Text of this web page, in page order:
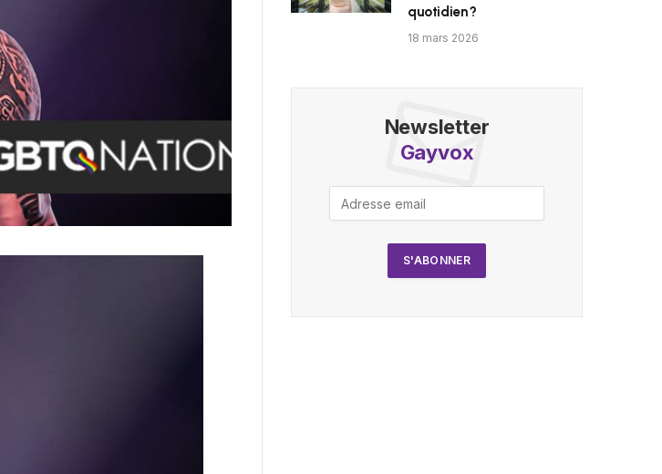
quotidien ?
18 mars 2026
Newsletter
Gayvox